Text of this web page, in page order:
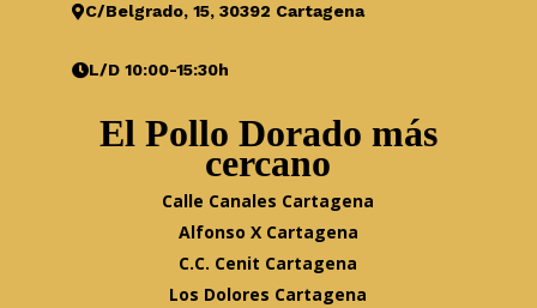
C/Belgrado, 15, 30392 Cartagena
L/D 10:00-15:30h
El Pollo Dorado más
cercano
Calle Canales Cartagena
Alfonso X Cartagena
C.C. Cenit Cartagena
Los Dolores Cartagena